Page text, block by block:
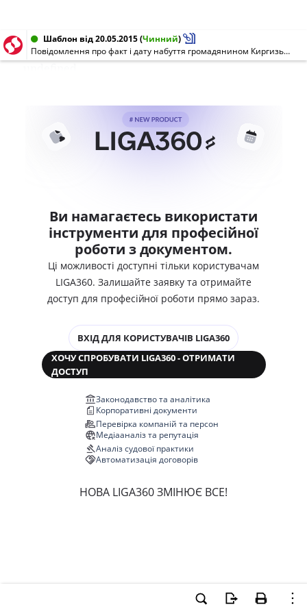
Шаблон від 20.05.2015(Чинний)
Повідомлення про факт і дату набуття громадянином Киргизької Республіки громадянства України [щодо Угоди між Україною і Киргизькою Республікою про спрощений порядок зміни громадянства і запобігання випадкам безгромадянства та подвійного громадянства]
Ви намагаєтесь використати
інструменти для професійної
роботи з документом.
Ці можливості доступні тільки користувачам
LIGA360. Залишайте заявку та отримайте
доступ для професійної роботи прямо зараз.
ВХІД ДЛЯ КОРИСТУВАЧІВ LIGA360
ХОЧУ СПРОБУВАТИ LIGA360 - ОТРИМАТИ
ДОСТУП
Законодавство та аналітика
Корпоративні документи
Перевірка компаній та персон
Медіааналіз та репутація
Аналіз судової практики
Автоматизація договорів
НОВА LIGA360 ЗМІНЮЄ ВСЕ!